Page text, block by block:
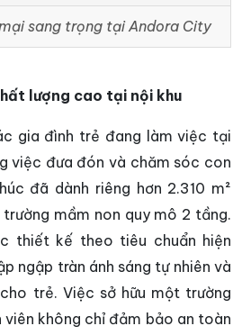
sang trọng tại Andora City
lượng cao tại nội khu
gia đình trẻ đang làm việc tại
việc đưa đón và chăm sóc con
đã dành riêng hơn 2.310 m²
mầm non quy mô 2 tầng.
thiết kế theo tiêu chuẩn hiện
ngập tràn ánh sáng tự nhiên và
trẻ. Việc sở hữu một trường
viên không chỉ đảm bảo an toàn